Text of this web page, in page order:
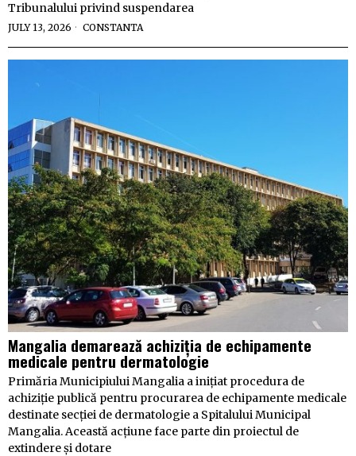
Tribunalului privind suspendarea
JULY 13, 2026 CONSTANTA
Mangalia demarează achiziția de echipamente
medicale pentru dermatologie
Primăria Municipiului Mangalia a inițiat procedura de
achiziție publică pentru procurarea de echipamente medicale
destinate secției de dermatologie a Spitalului Municipal
Mangalia. Această acțiune face parte din proiectul de
extindere și dotare